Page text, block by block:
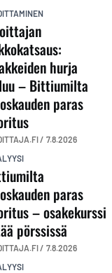
hurja
– Bittiumilta
paras
/ 7.8.2026
paras
– osakekurssi
pörssissä
/ 7.8.2026